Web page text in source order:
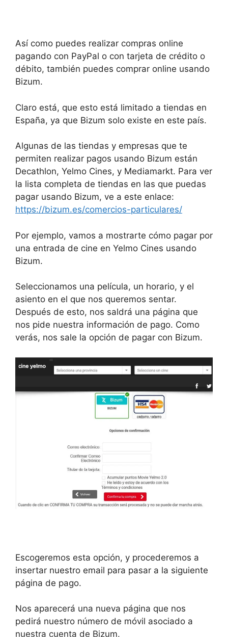
Así como puedes realizar compras online
pagando con PayPal o con tarjeta de crédito o
débito, también puedes comprar online usando
Bizum.
Claro está, que esto está limitado a tiendas en
España, ya que Bizum solo existe en este país.
Algunas de las tiendas y empresas que te
permiten realizar pagos usando Bizum están
Decathlon, Yelmo Cines, y Mediamarkt. Para ver
la lista completa de tiendas en las que puedas
pagar usando Bizum, ve a este enlace:
https://bizum.es/comercios-particulares/
Por ejemplo, vamos a mostrarte cómo pagar por
una entrada de cine en Yelmo Cines usando
Bizum.
Seleccionamos una película, un horario, y el
asiento en el que nos queremos sentar.
Después de esto, nos saldrá una página que
nos pide nuestra información de pago. Como
verás, nos sale la opción de pagar con Bizum.
Escogeremos esta opción, y procederemos a
insertar nuestro email para pasar a la siguiente
página de pago.
Nos aparecerá una nueva página que nos
pedirá nuestro número de móvil asociado a
nuestra cuenta de Bizum.